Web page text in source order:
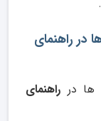
در راهنمای
در راهنمای